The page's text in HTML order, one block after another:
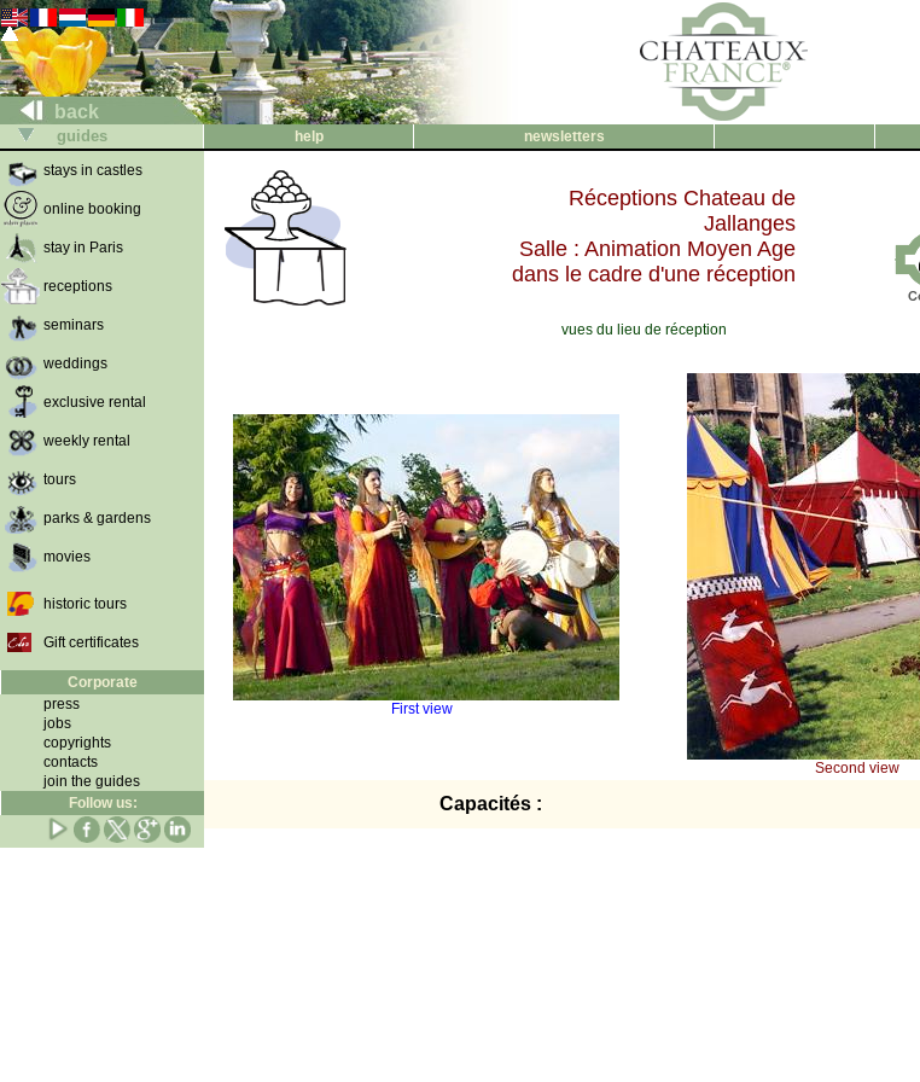
back
guides help newsletters
stays in castles
online booking
stay in Paris
receptions
seminars
weddings
exclusive rental
weekly rental
tours
parks & gardens
movies
historic tours
Gift certificates
Corporate
press
jobs
copyrights
contacts
join the guides
Follow us:
Réceptions Chateau de
Jallanges
Salle : Animation Moyen Age
dans le cadre d'une réception
vues du lieu de réception
First view
Second view
Capacités :